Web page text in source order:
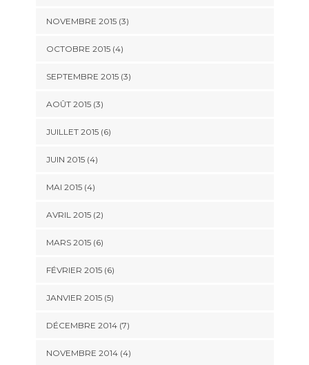
NOVEMBRE 2015(3)
OCTOBRE 2015(4)
SEPTEMBRE 2015(3)
AOÛT 2015(3)
JUILLET 2015(6)
JUIN 2015(4)
MAI 2015(4)
AVRIL 2015(2)
MARS 2015(6)
FÉVRIER 2015(6)
JANVIER 2015(5)
DÉCEMBRE 2014(7)
NOVEMBRE 2014(4)